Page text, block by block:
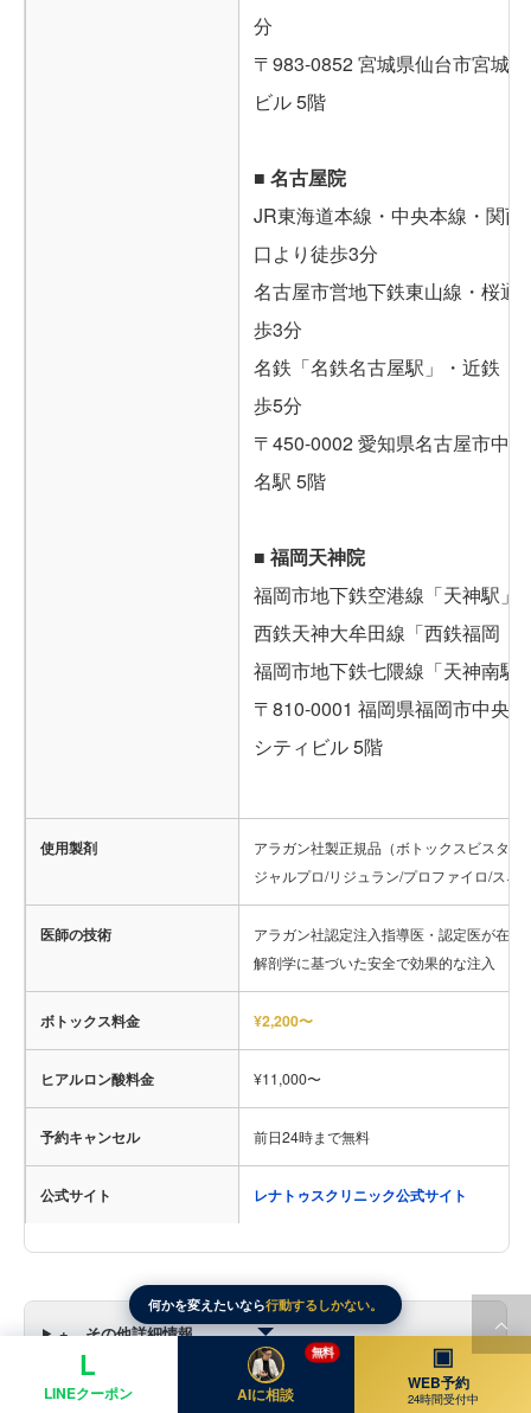
分
〒983-0852 宮城県仙台市宮城
ビル 5階
■ 名古屋院
JR東海道本線・中央本線・関
口より徒歩3分
名古屋市営地下鉄東山線・桜通
歩3分
名鉄「名鉄名古屋駅」・近鉄「
歩5分
〒450-0002 愛知県名古屋市中
名駅 5階
■ 福岡天神院
福岡市地下鉄空港線「天神駅」
西鉄天神大牟田線「西鉄福岡（
福岡市地下鉄七隈線「天神南駅
〒810-0001 福岡県福岡市中央
シティビル 5階
使用製剤
アラガン社製正規品（ボトックスビスタ/
ジャルプロ/リジュラン/プロファイロ/スネ
医師の技術
アラガン社認定注入指導医・認定医が在籍
解剖学に基づいた安全で効果的な注入
ボトックス料金 ¥2,200〜
ヒアルロン酸料金 ¥11,000〜
予約キャンセル 前日24時まで無料
公式サイト レナトゥスクリニック公式サイト
+ その他詳細情報
何かを変えたいなら行動するしかない。
L
LINEクーポン AIに相談
無料 ▣
WEB予約
24時間受付中